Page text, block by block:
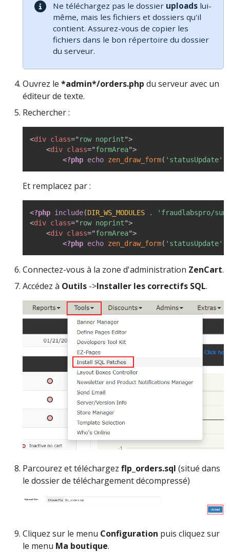
Ne téléchargez pas le dossier uploadslui-
même, mais les fichiers et dossiers qu'il
contient. Assurez-vous de copier les
fichiers dans le bon répertoire du dossier
du serveur.
Ouvrez le *admin*/orders.php du serveur avec un
éditeur de texte.
Rechercher :
<div class=" row noprint">
<div class="formArea">
<?php echo zen_draw_form( 'statusUpdate'
Et remplacez par :
<?php include(DIR_WS_MODULES .
'fraudlabspro/
<div class=" row noprint">
<div class="formArea">
<?php echo zen_draw_form( 'statusUpdate'
Connectez-vous à la zone d'administration ZenCart.
Accédez à Outils ->Installer les correctifs SQL.
Parcourez et téléchargez flp_orders.sql (situé dans
le dossier de téléchargement décompressé)
Cliquez sur le menu Configuration puis cliquez sur
le menu Ma boutique.